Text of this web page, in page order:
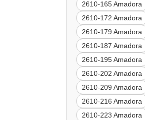
2610-165 Amadora
2610-172 Amadora
2610-179 Amadora
2610-187 Amadora
2610-195 Amadora
2610-202 Amadora
2610-209 Amadora
2610-216 Amadora
2610-223 Amadora